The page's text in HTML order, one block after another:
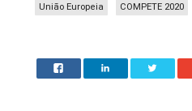
COMPETE 2020
União Europeia